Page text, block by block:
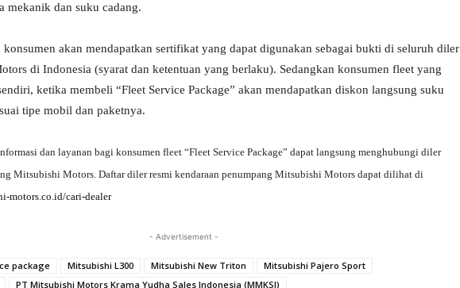
mekanik dan suku cadang.
konsumen akan mendapatkan sertifikat yang dapat digunakan sebagai bukti di seluruh diler
di Indonesia (syarat dan ketentuan yang berlaku). Sedangkan konsumen fleet yang
, ketika membeli “Fleet Service Package” akan mendapatkan diskon langsung suku
tipe mobil dan paketnya.
dan layanan bagi konsumen fleet “Fleet Service Package” dapat langsung menghubungi diler
Mitsubishi Motors. Daftar diler resmi kendaraan penumpang Mitsubishi Motors dapat dilihat di
motors.co.id/cari-dealer
- Advertisement -
package Mitsubishi L300 Mitsubishi New Triton
Mitsubishi Pajero Sport
PT Mitsubishi Motors Krama Yudha Sales Indonesia (MMKSI)